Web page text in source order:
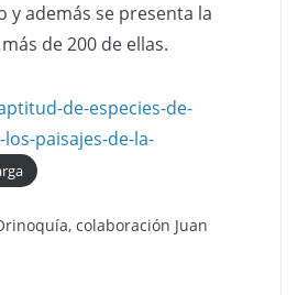
y además se presenta la
de 200 de ellas.
de-especies-de-
paisajes-de-la-
colaboración Juan